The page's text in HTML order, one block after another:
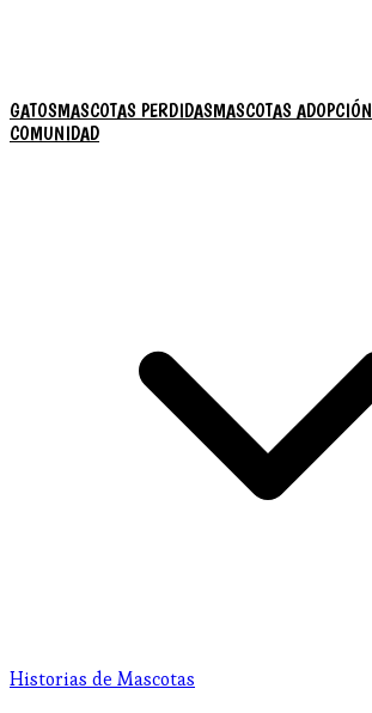
GATOSMASCOTAS PERDIDASMASCOTAS ADOPCIÓN
COMUNIDAD
Historias de Mascotas